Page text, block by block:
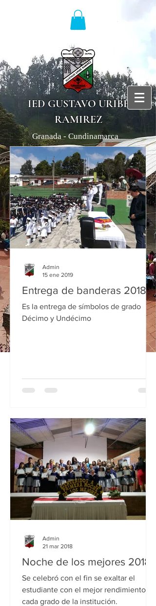
IED GUSTAVO URIBE
RAMIREZ
Granada - Cundinamarca
Entrega de banderas 2018
Es la entrega de símbolos de grado
Décimo y Undécimo
Admin
15 ene 2019
Noche de los mejores 2018
Se celebró con el fin se exaltar el
estudiante con el mejor rendimiento de
cada grado de la institución.
Admin
21 mar 2018